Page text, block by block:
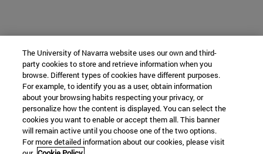
The University of Navarra website uses our own and third-
party cookies to store and retrieve information when you
browse. Different types of cookies have different purposes.
For example, to identify you as a user, obtain information
about your browsing habits respecting your privacy, or
personalize how the content is displayed. You can select the
cookies you want to enable or accept them all. This banner
will remain active until you choose one of the two options.
For more detailed information about our cookies, please visit